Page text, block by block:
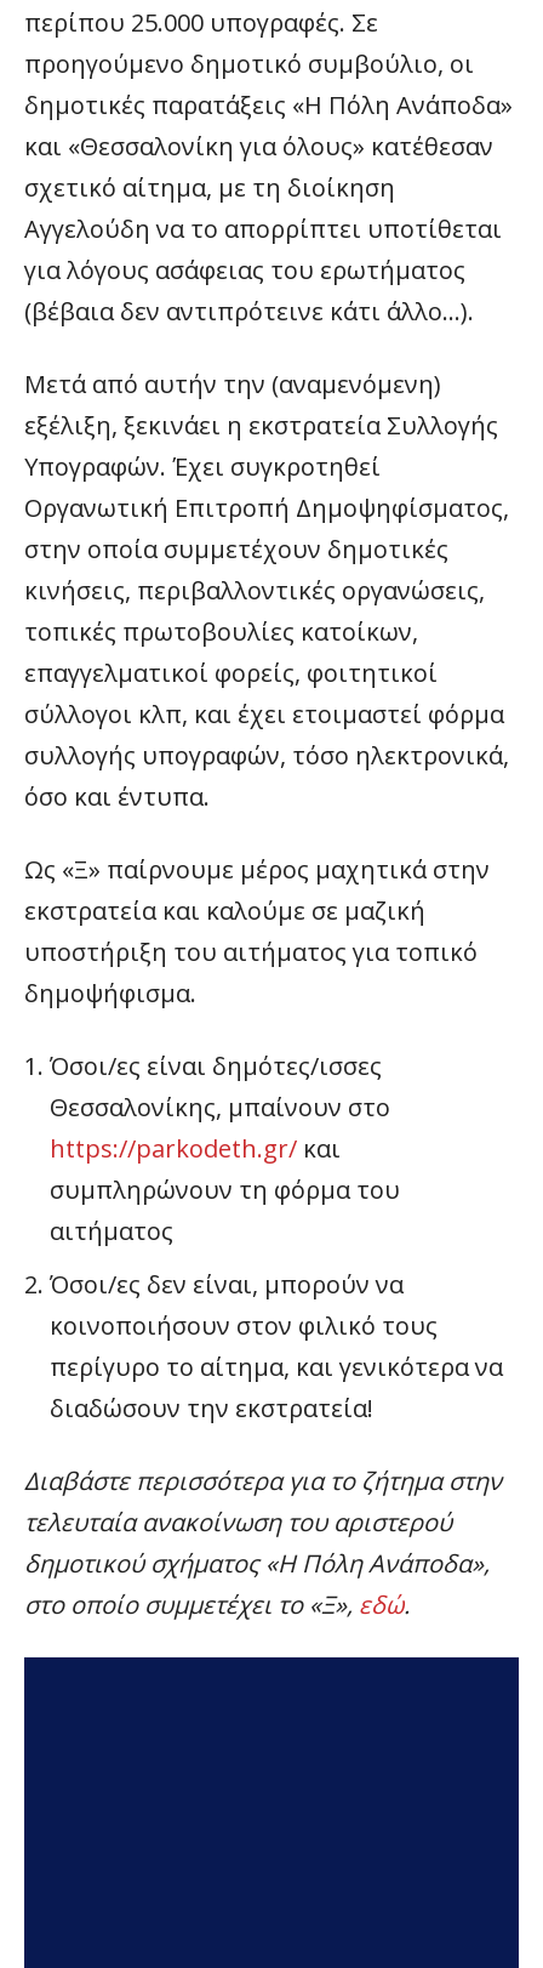
περίπου 25.000 υπογραφές. Σε
προηγούμενο δημοτικό συμβούλιο, οι
δημοτικές παρατάξεις «Η Πόλη Ανάποδα»
και «Θεσσαλονίκη για όλους» κατέθεσαν
σχετικό αίτημα, με τη διοίκηση
Αγγελούδη να το απορρίπτει υποτίθεται
για λόγους ασάφειας του ερωτήματος
(βέβαια δεν αντιπρότεινε κάτι άλλο…).
Μετά από αυτήν την (αναμενόμενη)
εξέλιξη, ξεκινάει η εκστρατεία Συλλογής
Υπογραφών. Έχει συγκροτηθεί
Οργανωτική Επιτροπή Δημοψηφίσματος,
στην οποία συμμετέχουν δημοτικές
κινήσεις, περιβαλλοντικές οργανώσεις,
τοπικές πρωτοβουλίες κατοίκων,
επαγγελματικοί φορείς, φοιτητικοί
σύλλογοι κλπ, και έχει ετοιμαστεί φόρμα
συλλογής υπογραφών, τόσο ηλεκτρονικά,
όσο και έντυπα.
Ως «Ξ» παίρνουμε μέρος μαχητικά στην
εκστρατεία και καλούμε σε μαζική
υποστήριξη του αιτήματος για τοπικό
δημοψήφισμα.
Όσοι/ες είναι δημότες/ισσες
Θεσσαλονίκης, μπαίνουν στο
https://parkodeth.gr/ και
συμπληρώνουν τη φόρμα του
αιτήματος
Όσοι/ες δεν είναι, μπορούν να
κοινοποιήσουν στον φιλικό τους
περίγυρο το αίτημα, και γενικότερα να
διαδώσουν την εκστρατεία!
Διαβάστε περισσότερα για το ζήτημα στην
τελευταία ανακοίνωση του αριστερού
δημοτικού σχήματος «Η Πόλη Ανάποδα»,
στο οποίο συμμετέχει το «Ξ», εδώ.